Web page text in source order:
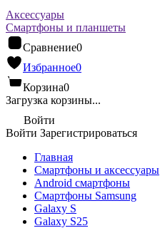
Аксессуары
Смартфоны и планшеты
Сравнение0
Избранное0
Корзина0
Загрузка корзины...
Войти
Войти Зарегистрироваться
Главная
Смартфоны и аксессуары
Android cмартфоны
Смартфоны Samsung
Galaxy S
Galaxy S25